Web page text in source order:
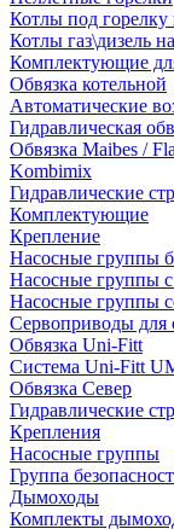
Котлы под горелку
Котлы газ\дизель
Комплектующие
Обвязка котельной
Автоматические
Гидравлическая
Обвязка Maibes /
Kombimix
Гидравлические
Комплектующие
Крепление
Насосные группы
Насосные группы
Насосные группы
Сервоприводы для
Обвязка Uni-Fitt
Система Uni-Fitt
Обвязка Север
Гидравлические
Крепления
Насосные группы
Группа
Дымоходы
Комплекты